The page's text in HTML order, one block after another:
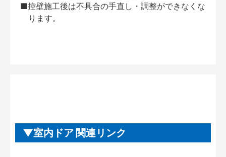
■控壁施工後は不具合の手直し・調整ができなくな
ります。
室内ドア 関連リンク